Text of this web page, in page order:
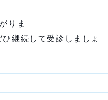
りま
ましょ